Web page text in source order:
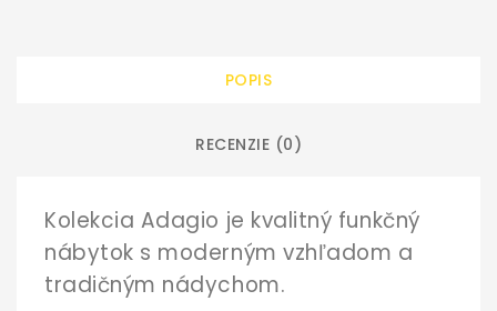
POPIS
RECENZIE (0)
Kolekcia Adagio je kvalitný funkčný
nábytok s moderným vzhľadom a
tradičným nádychom.